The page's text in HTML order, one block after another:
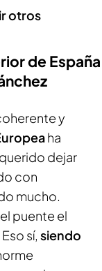
otros
de España
y
ha
dejar
con
mucho.
puente el
sí, siendo